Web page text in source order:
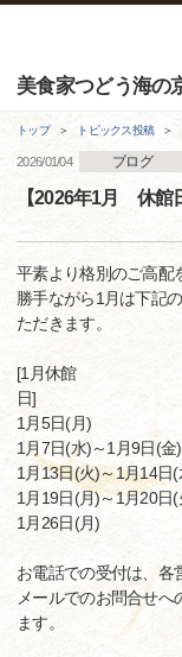
美食家つどう海
トップ トピックス投稿
2026/01/04 ブログ
【2026年1月 休館
平素より格別のご高配
勝手ながら1月は下記
ただきます。
[1月休館
1月5日(月)
1月7日(水)～1月9日(金)
1月13日(火)～1月14日(
1月19日(月)～1月20日(
1月26日(月)
お電話での受付は、各
メールでのお問合せ
ます。